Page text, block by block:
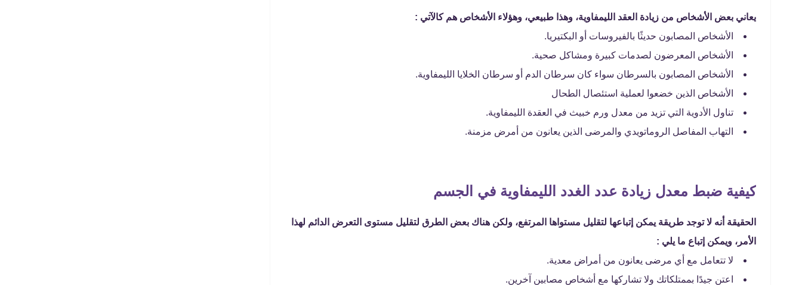
يعاني بعض الأشخاص من زيادة العقد الليمفاوية، وهذا طبيعي، وهؤلاء الأشخاص هم كالآتي :
الأشخاص المصابون حديثًا بالفيروسات أو البكتيريا.
الأشخاص المعرضون لصدمات كبيرة ومشاكل صحية.
الأشخاص المصابون بالسرطان سواء كان سرطان الدم أو سرطان الخلايا الليمفاوية.
الأشخاص الذين خضعوا لعملية استئصال الطحال
تناول الأدوية التي تزيد من معدل ورم خبيث في العقدة الليمفاوية.
التهاب المفاصل الروماتويدي والمرضى الذين يعانون من أمرض مزمنة.
كيفية ضبط معدل زيادة عدد الغدد الليمفاوية في الجسم
الحقيقة أنه لا توجد طريقة يمكن إتباعها لتقليل مستواها المرتفع، ولكن هناك بعض الطرق لتقليل مستوى التعرض الدائم لهذا
الأمر، ويمكن إتباع ما يلي :
لا تتعامل مع أي مرضى يعانون من أمراض معدية.
اعتن جيدًا بممتلكاتك ولا تشاركها مع أشخاص مصابين آخرين.